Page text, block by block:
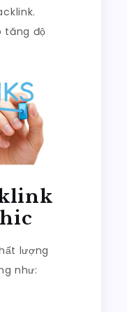
tăng độ
lượng
như: